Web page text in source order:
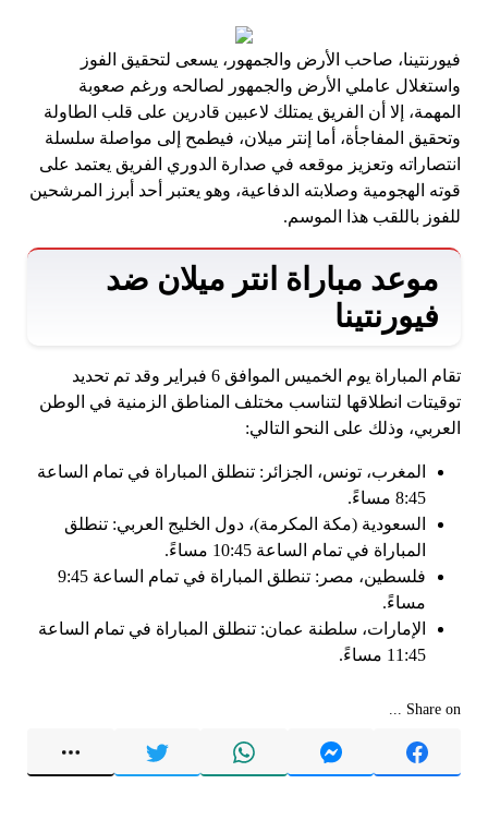
فيورنتينا، صاحب الأرض والجمهور، يسعى لتحقيق الفوز
واستغلال عاملي الأرض والجمهور لصالحه ورغم صعوبة
المهمة، إلا أن الفريق يمتلك لاعبين قادرين على قلب الطاولة
وتحقيق المفاجأة، أما إنتر ميلان، فيطمح إلى مواصلة سلسلة
انتصاراته وتعزيز موقعه في صدارة الدوري الفريق يعتمد على
قوته الهجومية وصلابته الدفاعية، وهو يعتبر أحد أبرز المرشحين
للفوز باللقب هذا الموسم.
موعد مباراة انتر ميلان ضد
فيورنتينا
تقام المباراة يوم الخميس الموافق 6 فبراير وقد تم تحديد
توقيتات انطلاقها لتناسب مختلف المناطق الزمنية في الوطن
العربي، وذلك على النحو التالي:
المغرب، تونس، الجزائر: تنطلق المباراة في تمام الساعة
8:45 مساءً.
السعودية (مكة المكرمة)، دول الخليج العربي: تنطلق
المباراة في تمام الساعة 10:45 مساءً.
فلسطين، مصر: تنطلق المباراة في تمام الساعة 9:45
مساءً.
الإمارات، سلطنة عمان: تنطلق المباراة في تمام الساعة
11:45 مساءً.
Share on ...